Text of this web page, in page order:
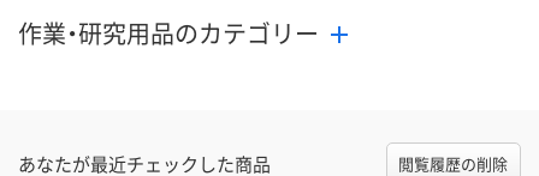
作業・研究用品のカテゴリー
あなたが最近チェックした商品 閲覧履歴の削除